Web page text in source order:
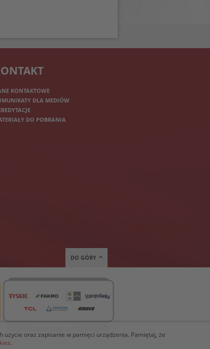
KONTAKTOWE
DLA MEDIÓW
DO POBRANIA
DO GÓRY
użycie oraz zapisanie w pamięci urządzenia. Pamiętaj, że